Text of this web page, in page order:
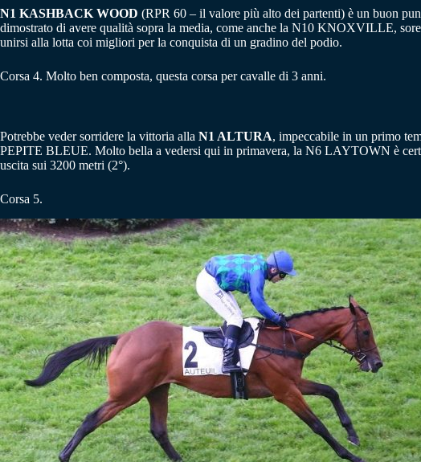
N1 KASHBACK WOOD (RPR 60 – il valore più alto dei partenti) è un buon
dimostrato di avere qualità sopra la media, come anche la N10 KNOXVILLE,
unirsi alla lotta coi migliori per la conquista di un gradino del podio.
Corsa 4. Molto ben composta, questa corsa per cavalle di 3 anni.
Potrebbe veder sorridere la vittoria alla N1 ALTURA, impeccabile in un primo
PEPITE BLEUE. Molto bella a vedersi qui in primavera, la N6 LAYTOWN è
uscita sui 3200 metri (2°).
Corsa 5.